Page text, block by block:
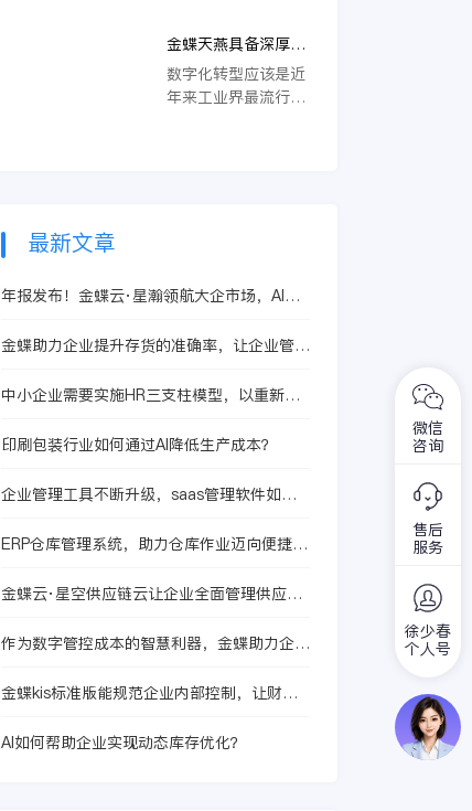
强的管理水平、不断
的创新能力，才能紧
跟流行趋势，紧贴消
费群体，以互联网的
全球向数字经济时代
加速迈进的大变局之
下，企业如何做好数
金蝶天燕具备深厚的
技术积淀，为客户的
数字化转型道路保驾
数字化转型应该是近
年来工业界最流行、
府各界人士都在讨论
最新文章
年报发布！金蝶云·星瀚领航大企市场，AI驱
金蝶助力企业提升存货的准确率，让企业管理
中小企业需要实施HR三支柱模型，以重新定
印刷包装行业如何通过AI降低生产成本？
企业管理工具不断升级，saas管理软件如何
ERP仓库管理系统，助力仓库作业迈向便捷高
金蝶云·星空供应链云让企业全面管理供应链
作为数字管控成本的智慧利器，金蝶助力企业
金蝶kis标准版能规范企业内部控制，让财务
AI如何帮助企业实现动态库存优化？
微信
咨询
售后
服务
徐少春
个人号